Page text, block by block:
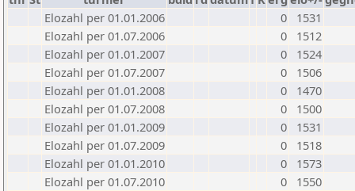
Elozahl per 01.01.2006
0
1531
Elozahl per 01.07.2006
0
1512
Elozahl per 01.01.2007
0
1524
Elozahl per 01.07.2007
0
1506
Elozahl per 01.01.2008
0
1470
Elozahl per 01.07.2008
0
1500
Elozahl per 01.01.2009
0
1531
Elozahl per 01.07.2009
0
1518
Elozahl per 01.01.2010
0
1573
Elozahl per 01.07.2010
0
1550